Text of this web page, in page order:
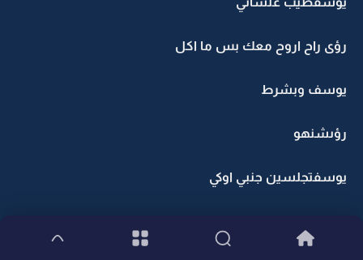
رؤى راح اروح معك بس ما اكل
يوسف وبشرط
رؤىشنهو
يوسفتجلسين جنبي اوكي